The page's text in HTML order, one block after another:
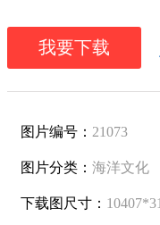
我要下载
图片编号： 21073
图片分类： 海洋文化
下载图尺寸：